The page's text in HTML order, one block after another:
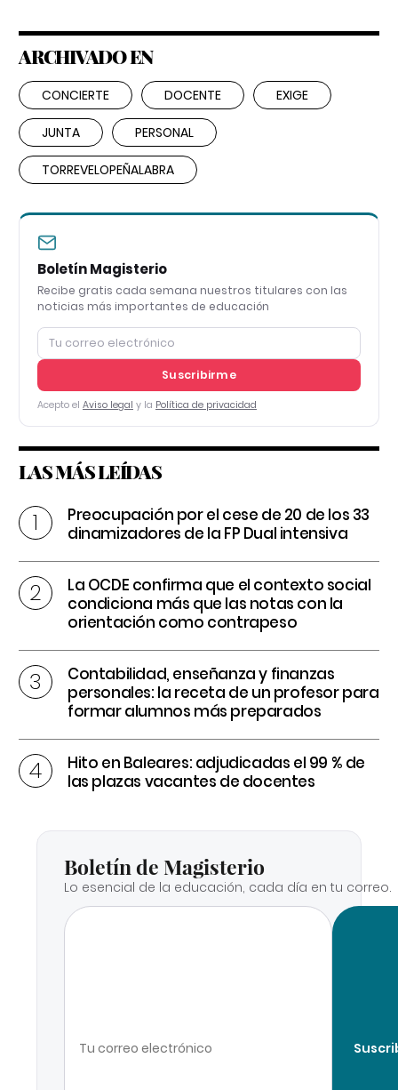
ARCHIVADO EN
CONCIERTE DOCENTE EXIGE
JUNTA PERSONAL
TORREVELOPEÑALABRA
Boletín Magisterio
Recibe gratis cada semana nuestros titulares con las
noticias más importantes de educación
Suscribirme
Acepto el Aviso legal y la Política de privacidad
LAS MÁS LEÍDAS
Preocupación por el cese de 20 de los 33
dinamizadores de la FP Dual intensiva
La OCDE confirma que el contexto social
condiciona más que las notas con la
orientación como contrapeso
Contabilidad, enseñanza y finanzas
personales: la receta de un profesor para
formar alumnos más preparados
Hito en Baleares: adjudicadas el 99 % de
las plazas vacantes de docentes
Boletín de Magisterio
Lo esencial de la educación, cada día en tu correo.